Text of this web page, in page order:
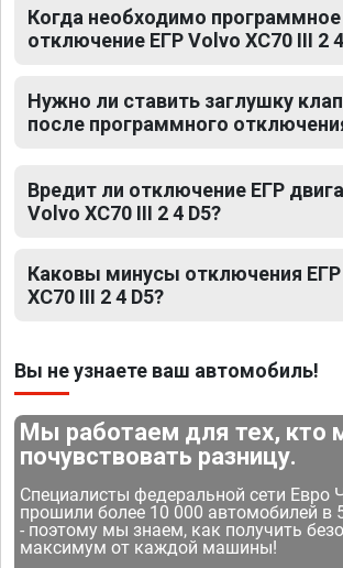
Когда необходимо программное
отключение ЕГР Volvo XC70 III 2
Нужно ли ставить заглушку
после программного
Вредит ли отключение ЕГР
Volvo XC70 III 2 4 D5?
Каковы минусы отключения
XC70 III 2 4 D5?
Вы не узнаете ваш автомобиль!
Мы работаем для тех, кто
почувствовать разницу.
Специалисты федеральной сети Евро
прошили более 10 000 автомобилей в
- поэтому мы знаем, как получить
максимум от каждой машины!